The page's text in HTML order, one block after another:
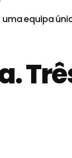
uma equipa